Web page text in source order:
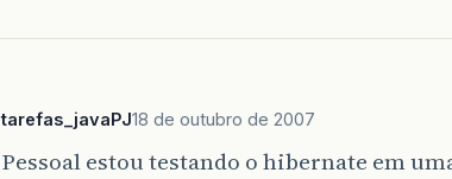
tarefas_javaPJ18 de outubro de 2007
Pessoal estou testando o hibernate em